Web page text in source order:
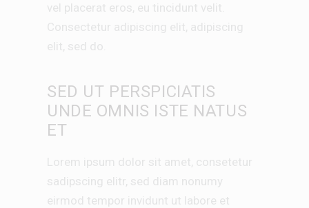
vel placerat eros, eu tincidunt velit.
Consectetur adipiscing elit, adipiscing
elit, sed do.
SED UT PERSPICIATIS
UNDE OMNIS ISTE NATUS
ET
Lorem ipsum dolor sit amet, consetetur
sadipscing elitr, sed diam nonumy
eirmod tempor invidunt ut labore et